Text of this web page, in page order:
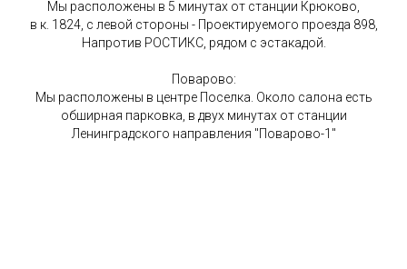
Мы расположены в 5 минутах от станции Крюково,
в к. 1824, с левой стороны - Проектируемого проезда 898,
Напротив РОСТИКС, рядом с эстакадой.
Поварово:
Мы расположены в центре Поселка. Около салона есть
обширная парковка, в двух минутах от станции
Ленинградского направления "Поварово-1"